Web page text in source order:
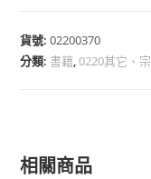
貨號:02200370
分類: 書籍,0220其它、
相關商品